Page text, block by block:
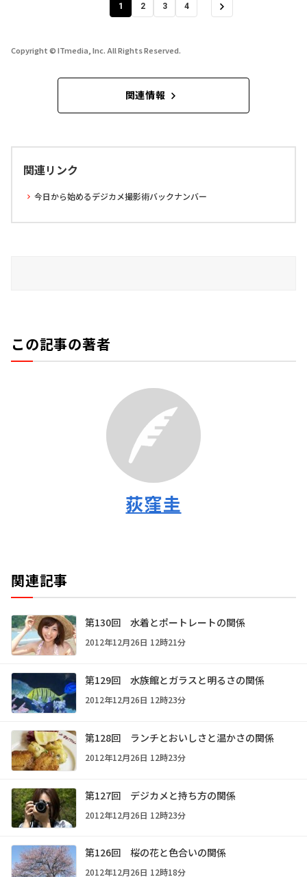
1 2 3 4
Copyright © ITmedia, Inc. All Rights Reserved.
関連情報
関連リンク
今日から始めるデジカメ撮影術バックナンバー
この記事の著者
荻窪圭
関連記事
第130回 水着とポートレートの関係
2012年12月26日 12時21分
第129回 水族館とガラスと明るさの関係
2012年12月26日 12時23分
第128回 ランチとおいしさと温かさの関係
2012年12月26日 12時23分
第127回 デジカメと持ち方の関係
2012年12月26日 12時23分
第126回 桜の花と色合いの関係
2012年12月26日 12時18分